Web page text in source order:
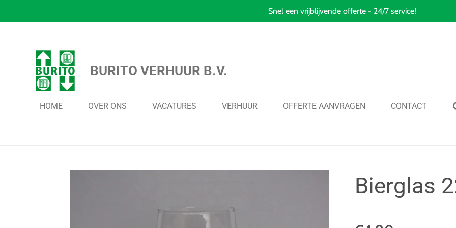
hoofdinhoud
Snel een vrijblijvende offerte - 24/7 service!
BURITO VERHUUR B.V.
HOME OVER ONS VACATURES VERHUUR OFFERTE AANVRAGEN CONTACT
Bierglas